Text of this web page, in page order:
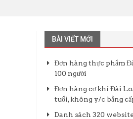
BÀI VIẾT MỚI
Đơn hàng thực phẩm
100 người
Đơn hàng cơ khí Đài
tuổi, không y/c bằng
Danh sách 320